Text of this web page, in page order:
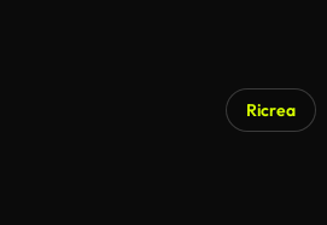
Ricrea